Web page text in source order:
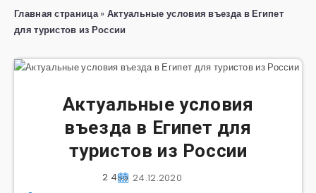
Главная страница» Актуальные условия въезда в Египет
для туристов из России
Актуальные условия
въезда в Египет для
туристов из России
24.12.2020
2 486